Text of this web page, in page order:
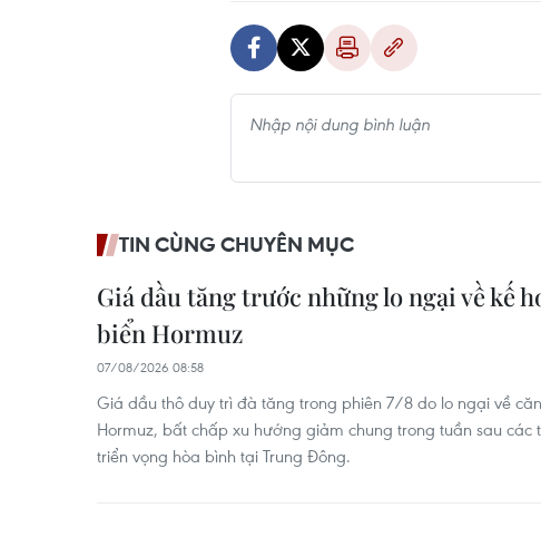
TIN CÙNG CHUYÊN MỤC
Giá dầu tăng trước những lo ngại về kế
biển Hormuz
07/08/2026 08:58
Giá dầu thô duy trì đà tăng trong phiên 7/8 do lo ngại về
Hormuz, bất chấp xu hướng giảm chung trong tuần sau các
triển vọng hòa bình tại Trung Đông.